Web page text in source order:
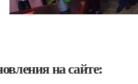
на сайте: